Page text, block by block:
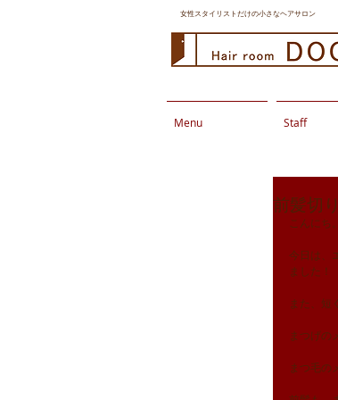
女性スタイリストだけの小さなヘアサロン
Menu Staff
前髪切
こんにち
今日は、
ました！
また、短
まつげの
まつ毛の